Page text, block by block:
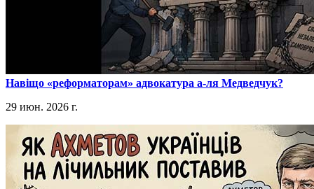
​Навіщо «реформаторам» адвокатура а-ля Медведчук?
29 июн. 2026 г.